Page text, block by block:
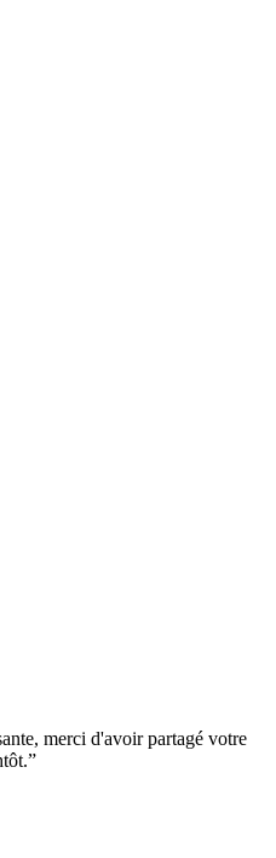
merci d'avoir partagé votre
”